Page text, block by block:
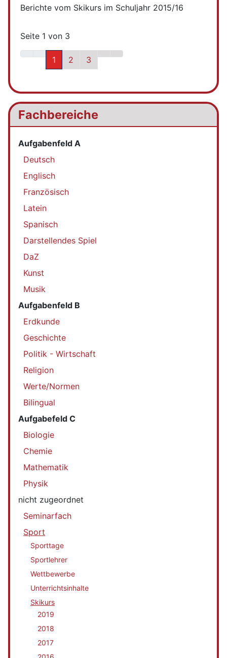
Fachbereiche
Aufgabenfeld A
Deutsch
Englisch
Französisch
Latein
Spanisch
Darstellendes Spiel
DaZ
Kunst
Musik
Aufgabenfeld B
Erdkunde
Geschichte
Politik - Wirtschaft
Religion
Werte/Normen
Bilingual
Aufgabefeld C
Biologie
Chemie
Mathematik
Physik
nicht zugeordnet
Seminarfach
Sport
Sporttage
Sportlehrer
Wettbewerbe
Unterrichtsinhalte
Skikurs
2019
2018
2017
Berichte vom Skikurs im Schuljahr 2015/16
Seite 1 von 3
1 2 3